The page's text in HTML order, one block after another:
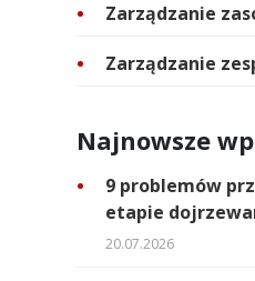
Zarządzanie
Zarządzanie
Najnowsze
9 problemów
etapie
20.07.2026